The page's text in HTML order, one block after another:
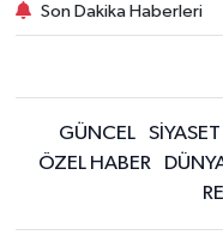
Son Dakika Haberleri
GÜNCEL SİYASET
ÖZEL HABER